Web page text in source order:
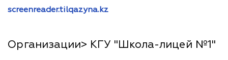
screenreader.tilqazyna.kz
Организации> КГУ "Школа-лицей №1"